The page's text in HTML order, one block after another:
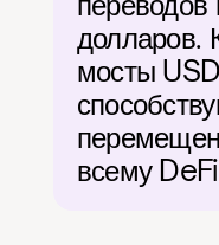
долларов.
мосты
всему